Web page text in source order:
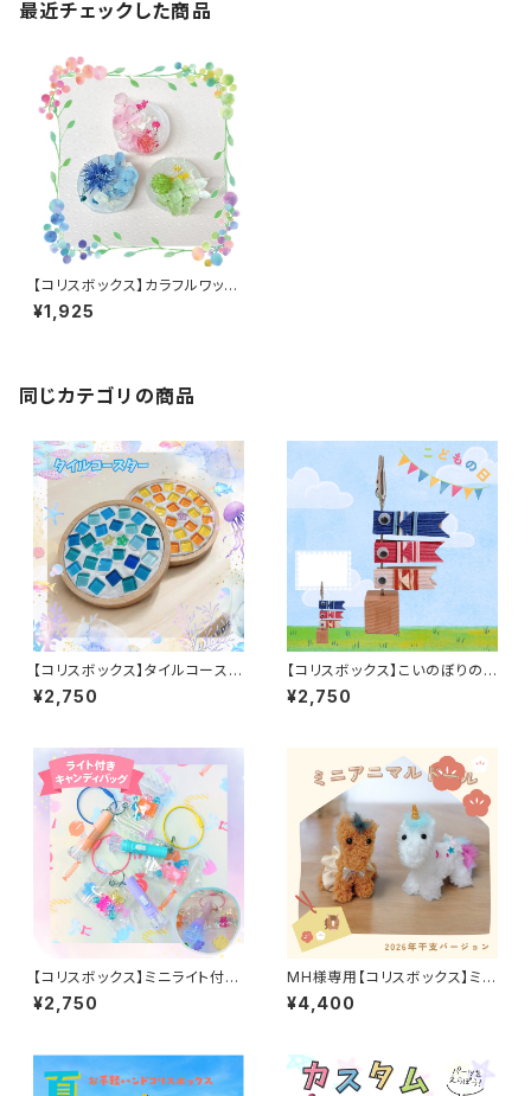
最近チェックした商品
【コリスボックス】カラフルワック
スプレート 5個セット
¥1,925
同じカテゴリの商品
【コリスボックス】タイルコースタ
ー 5個セット
¥2,750
【コリスボックス】こいのぼりのメ
モスタンド 5個セット
¥2,750
【コリスボックス】ミニライト付き
キャンディバッグ 5個セット
¥2,750
MH様専用【コリスボックス】ミニ
アニマルドール2026年干支Ve
r. 8個セット
¥4,400